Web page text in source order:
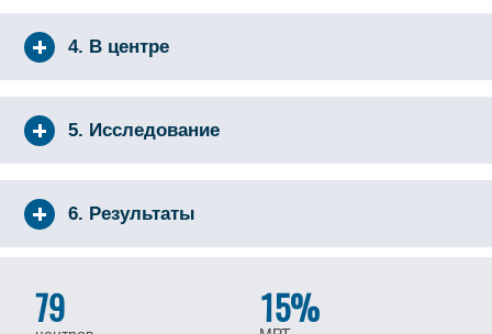
4. В центре
5. Исследование
6. Результаты
79 15%